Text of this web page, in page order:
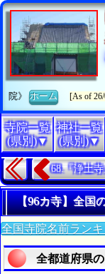
院》ホーム [As of
寺院一覧
(県別)▼
神社一覧
(県別)▼
68.『浄土
【96カ寺】全国
全国寺院名前ラン
全都道府県